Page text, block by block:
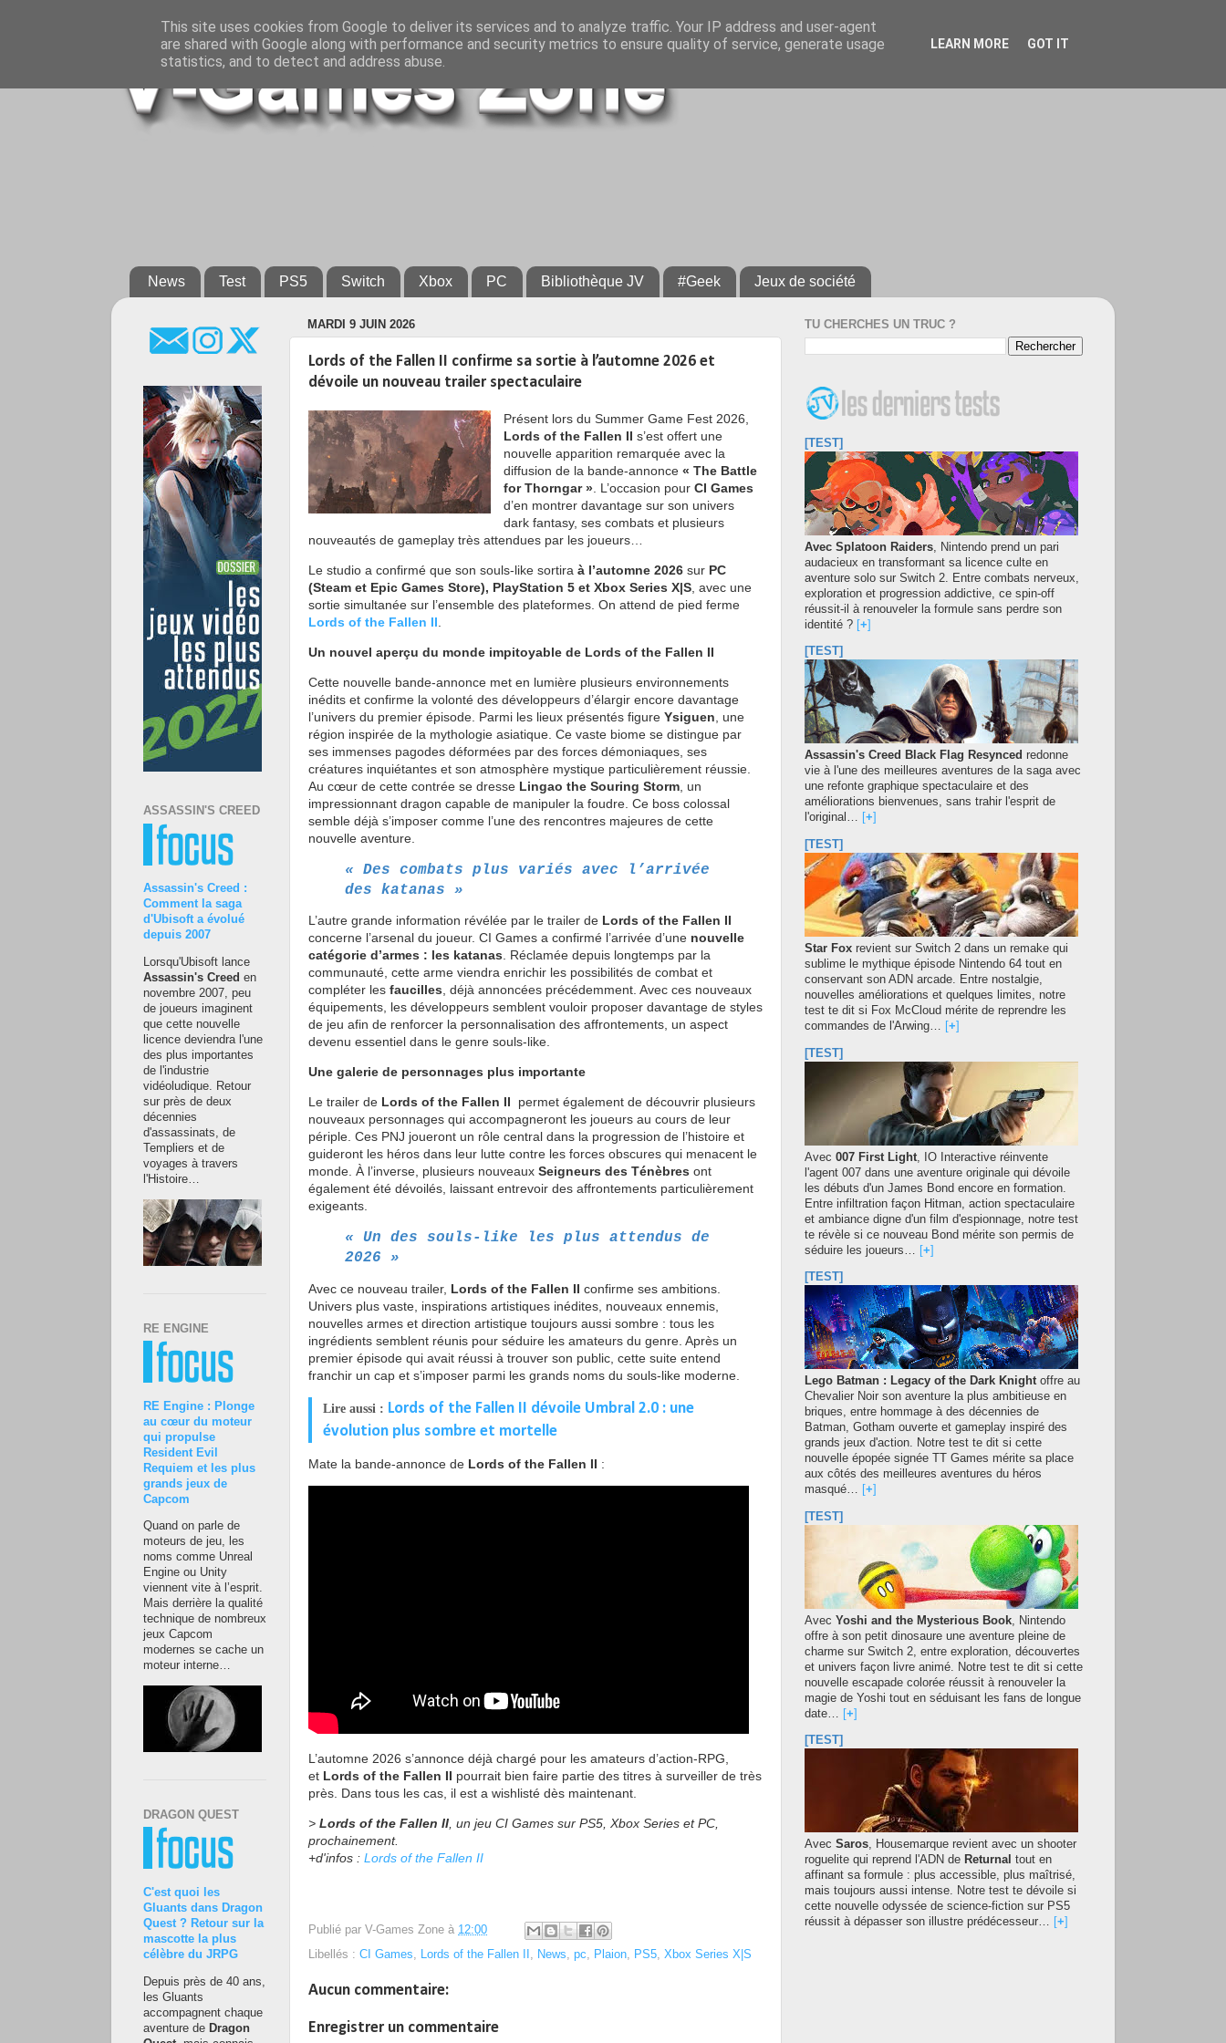
News Test PS5 Switch Xbox PC Bibliothèque JV #Geek Jeux de société
MARDI 9 JUIN 2026
Lords of the Fallen II confirme sa sortie à l’automne 2026 et
dévoile un nouveau trailer spectaculaire
Présent lors du Summer Game Fest 2026,
Lords of the Fallen II s’est offert une
nouvelle apparition remarquée avec la
diffusion de la bande-annonce« The Battle
for Thorngar ». L’occasion pour CI Games
d’en montrer davantage sur son univers
dark fantasy, ses combats et plusieurs
nouveautés de gameplay très attendues par les joueurs…
Le studio a confirmé que son souls-like sortira à l’automne 2026 sur PC
(Steam et Epic Games Store), PlayStation 5 et Xbox Series X|S , avec une
sortie simultanée sur l’ensemble des plateformes. On attend de pied ferme
Lords of the Fallen II
Un nouvel aperçu du monde impitoyable de Lords of the Fallen II
Cette nouvelle bande-annonce met en lumière plusieurs environnements
inédits et confirme la volonté des développeurs d’élargir encore davantage
l’univers du premier épisode. Parmi les lieux présentés figure Ysiguen , une
région inspirée de la mythologie asiatique. Ce vaste biome se distingue par
ses immenses pagodes déformées par des forces démoniaques, ses
créatures inquiétantes et son atmosphère mystique particulièrement réussie.
Au cœur de cette contrée se dresse Lingao the Souring Storm , un
impressionnant dragon capable de manipuler la foudre. Ce boss colossal
semble déjà s’imposer comme l’une des rencontres majeures de cette
nouvelle aventure.
« Des combats plus variés avec l’arrivée
des katanas »
L’autre grande information révélée par le trailer de Lords of the Fallen II
concerne l’arsenal du joueur. CI Games a confirmé l’arrivée d’une nouvelle
catégorie d’armes : les katanas. Réclamée depuis longtemps par la
communauté, cette arme viendra enrichir les possibilités de combat et
compléter les faucilles, déjà annoncées précédemment. Avec ces nouveaux
équipements, les développeurs semblent vouloir proposer davantage de styles
de jeu afin de renforcer la personnalisation des affrontements, un aspect
devenu essentiel dans le genre souls-like.
Une galerie de personnages plus importante
Le trailer de Lords of the Fallen II permet également de découvrir plusieurs
nouveaux personnages qui accompagneront les joueurs au cours de leur
périple. Ces PNJ joueront un rôle central dans la progression de l’histoire et
guideront les héros dans leur lutte contre les forces obscures qui menacent le
monde. À l’inverse, plusieurs nouveaux Seigneurs des Ténèbres ont
également été dévoilés, laissant entrevoir des affrontements particulièrement
exigeants.
« Un des souls-like les plus attendus de
2026 »
Avec ce nouveau trailer, Lords of the Fallen II confirme ses ambitions.
Univers plus vaste, inspirations artistiques inédites, nouveaux ennemis,
nouvelles armes et direction artistique toujours aussi sombre : tous les
ingrédients semblent réunis pour séduire les amateurs du genre. Après un
premier épisode qui avait réussi à trouver son public, cette suite entend
franchir un cap et s’imposer parmi les grands noms du souls-like moderne.
Lire aussi : Lords of the Fallen II dévoile Umbral 2.0 : une
évolution plus sombre et mortelle
Mate la bande-annonce de Lords of the Fallen II :
L’automne 2026 s’annonce déjà chargé pour les amateurs d’action-RPG,
et Lords of the Fallen II pourrait bien faire partie des titres à surveiller de très
près. Dans tous les cas, il est a wishlisté dès maintenant.
> Lords of the Fallen II, un jeu CI Games sur PS5, Xbox Series et PC,
prochainement.
+d'infos : Lords of the Fallen II
Publié par V-Games Zone à 12:00
Libellés : CI Games Lords of the Fallen II News pc Plaion PS5 Xbox Series X|S
Aucun commentaire:
Enregistrer un commentaire
ASSASSIN'S CREED
Assassin's Creed :
Comment la saga
d'Ubisoft a évolué
depuis 2007
Lorsqu'Ubisoft lance
Assassin's Creed en
novembre 2007, peu
de joueurs imaginent
que cette nouvelle
licence deviendra l'une
des plus importantes
de l'industrie
vidéoludique. Retour
sur près de deux
décennies
d'assassinats, de
Templiers et de
voyages à travers
l'Histoire…
RE ENGINE
RE Engine : Plonge
au cœur du moteur
qui propulse
Resident Evil
Requiem et les plus
grands jeux de
Capcom
Quand on parle de
moteurs de jeu, les
noms comme Unreal
Engine ou Unity
viennent vite à l’esprit.
Mais derrière la qualité
technique de nombreux
jeux Capcom
modernes se cache un
moteur interne…
DRAGON QUEST
C'est quoi les
Gluants dans Dragon
Quest ? Retour sur la
mascotte la plus
célèbre du JRPG
Depuis près de 40 ans,
les Gluants
accompagnent chaque
aventure de Dragon
TU CHERCHES UN TRUC ?
[TEST]
Avec Splatoon Raiders, Nintendo prend un pari
audacieux en transformant sa licence culte en
aventure solo sur Switch 2. Entre combats nerveux,
exploration et progression addictive, ce spin-off
réussit-il à renouveler la formule sans perdre son
identité ? [+]
[TEST]
Assassin's Creed Black Flag Resynced redonne
vie à l'une des meilleures aventures de la saga avec
une refonte graphique spectaculaire et des
améliorations bienvenues, sans trahir l'esprit de
l'original…
+
[TEST]
Star Fox revient sur Switch 2 dans un remake qui
sublime le mythique épisode Nintendo 64 tout en
conservant son ADN arcade. Entre nostalgie,
nouvelles améliorations et quelques limites, notre
test te dit si Fox McCloud mérite de reprendre les
commandes de l'Arwing…
+
[TEST]
Avec 007 First Light , IO Interactive réinvente
l'agent 007 dans une aventure originale qui dévoile
les débuts d'un James Bond encore en formation.
Entre infiltration façon Hitman, action spectaculaire
et ambiance digne d'un film d'espionnage, notre test
te révèle si ce nouveau Bond mérite son permis de
séduire les joueurs…
[+]
[TEST]
Lego Batman : Legacy of the Dark Knightoffre au
Chevalier Noir son aventure la plus ambitieuse en
briques, entre hommage à des décennies de
Batman, Gotham ouverte et gameplay inspiré des
grands jeux d'action. Notre test te dit si cette
nouvelle épopée signée TT Games mérite sa place
aux côtés des meilleures aventures du héros
masqué…
+
[TEST]
Avec Yoshi and the Mysterious Book, Nintendo
offre à son petit dinosaure une aventure pleine de
charme sur Switch 2, entre exploration, découvertes
et univers façon livre animé. Notre test te dit si cette
nouvelle escapade colorée réussit à renouveler la
magie de Yoshi tout en séduisant les fans de longue
date… [+]
[TEST]
Avec Saros, Housemarque revient avec un shooter
roguelite qui reprend l'ADN de Returnal tout en
affinant sa formule : plus accessible, plus maîtrisé,
mais toujours aussi intense. Notre test te dévoile si
cette nouvelle odyssée de science-fiction sur PS5
réussit à dépasser son illustre prédécesseur…
+
This site uses cookies from Google to deliver its services and to analyze traffic. Your IP address and user-agent
are shared with Google along with performance and security metrics to ensure quality of service, generate usage
statistics, and to detect and address abuse.
LEARN MORE GOT IT